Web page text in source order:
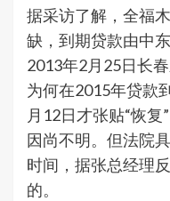
据采访了解，全福
缺，到期贷款由中
2013年2月25日长
为何在2015年贷款
月12日才张贴“恢
因尚不明。但法院
时间，据张总经理
的。